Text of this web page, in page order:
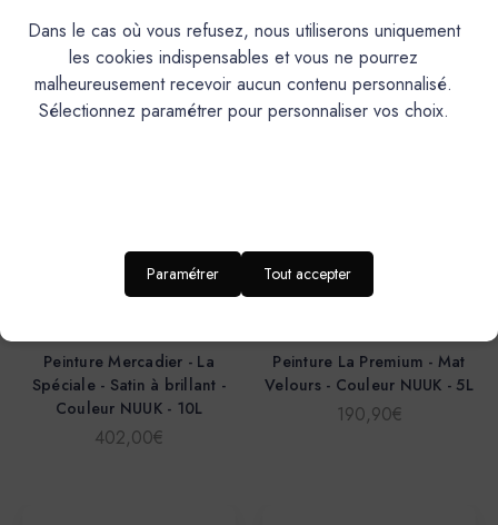
143,70€ 74,20€
Peinture Mercadier - La
Spéciale - Satin à brillant -
Couleur NUUK - 10L
402,00€
Peinture La Premium - Mat
Velours - Couleur NUUK - 5L
190,90€
Dans le cas où vous refusez, nous utiliserons uniquement
les cookies indispensables et vous ne pourrez
malheureusement recevoir aucun contenu personnalisé.
Sélectionnez paramétrer pour personnaliser vos choix.
Paramétrer Tout accepter